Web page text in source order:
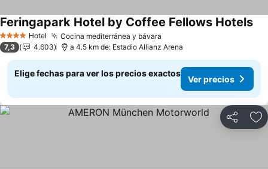
4 EstrellasHotel Cocina mediterránea y bávara
Feringapark Hotel by Coffee Fellows Hotels
7,3 4.603 a 4.5 km de: Estadio Allianz Arena
Elige fechas para ver los precios exactos
Ver precios
Compartir